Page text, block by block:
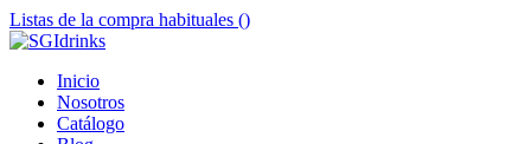
Listas de la compra habituales ()
Inicio
Nosotros
Catálogo